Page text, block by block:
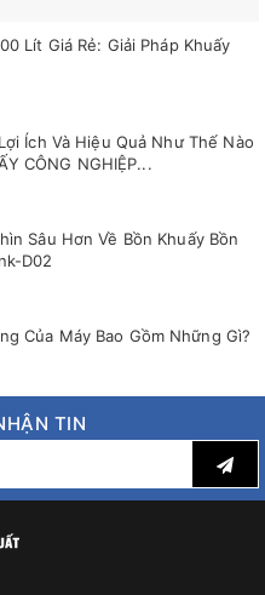
Lít Giá Rẻ: Giải Pháp Khuấy
Ích Và Hiệu Quả Như Thế Nào
CÔNG NGHIỆP...
Sâu Hơn Về Bồn Khuấy Bồn
D02
Của Máy Bao Gồm Những Gì?
TIN